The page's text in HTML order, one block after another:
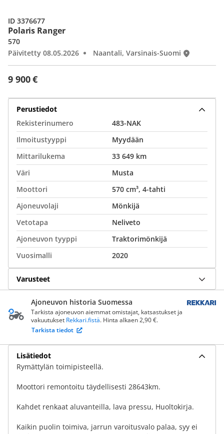
Polaris Ranger
9 900 €
570
Päivitetty 08.05.2026
Naantali, Varsinais-Suomi
ID 3376677
Perustiedot
Rekisterinumero
483-NAK
Ilmoitustyyppi
Myydään
Mittarilukema
33 649 km
Väri
Musta
Moottori
570 cm³, 4-tahti
Ajoneuvolaji
Mönkijä
Vetotapa
Neliveto
Ajoneuvon tyyppi
Traktorimönkijä
Vuosimalli
2020
Varusteet
Ajoneuvon historia Suomessa
Tarkista ajoneuvon aiemmat omistajat, katsastukset ja
vakuutukset Rekkari.fistä. Hinta alkaen 2,90 €.
Tarkista tiedot
Lisätiedot
Rymättylän toimipisteellä.
Moottori remontoitu täydellisesti 28643km.
Kahdet renkaat aluvanteilla, lava pressu, Huoltokirja.
Kaikin puolin toimiva, jarrun varoitusvalo palaa, syy ei